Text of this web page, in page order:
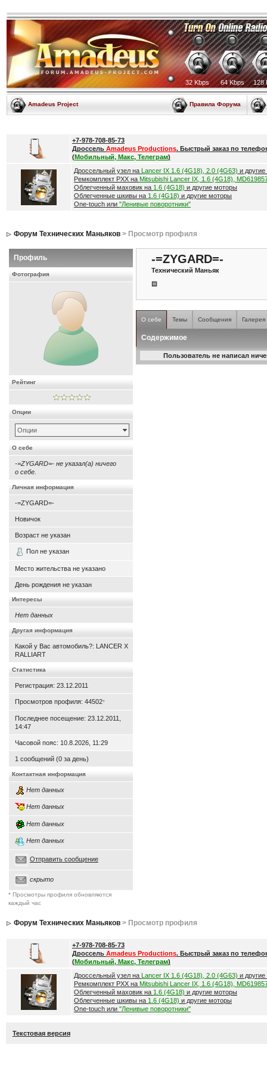
32 Kbps 64 Kbps 128
Amadeus Project Правила Форума
+7-978-708-85-73
Дроссель Amadeus Productions. Быстрый заказ по
(Мобильный, Макс, Телеграм)
Дроссельный узел на Lancer IX 1.6 (4G18), 2.0 (4G63) и
Ремкомплект РХХ на Mitsubishi Lancer IX, 1.6 (4G18),
Облегченный маховик на 1.6 (4G18) и другие моторы
Облегченные шкивы на 1.6 (4G18) и другие моторы
One-touch или "Ленивые поворотники"
Форум Технических Маньяков> Просмотр профиля
Профиль
Фотография
Рейтинг
Опции
Опции
О себе
-=ZYGARD=- не указал(а) ничего
о себе.
Личная информация
-=ZYGARD=-
Новичок
Возраст не указан
Пол не указан
Место жительства не указано
День рождения не указан
Интересы
Нет данных
Другая информация
Какой у Вас автомобиль?: LANCER X
RALLIART
Статистика
Регистрация: 23.12.2011
Просмотров профиля: 44502*
Последнее посещение: 23.12.2011,
14:47
Часовой пояс: 10.8.2026, 11:29
1 сообщений (0 за день)
Контактная информация
Нет данных
Нет данных
Нет данных
Нет данных
Отправить сообщение
скрыто
* Просмотры профиля обновляются
каждый час
-=ZYGARD=-
Технический Маньяк
О себе Темы Сообщения Галерея
Содержимое
Пользователь не написал
Форум Технических Маньяков> Просмотр профиля
+7-978-708-85-73
Дроссель Amadeus Productions. Быстрый заказ по
(Мобильный, Макс, Телеграм)
Дроссельный узел на Lancer IX 1.6 (4G18), 2.0 (4G63) и
Ремкомплект РХХ на Mitsubishi Lancer IX, 1.6 (4G18),
Облегченный маховик на 1.6 (4G18) и другие моторы
Облегченные шкивы на 1.6 (4G18) и другие моторы
One-touch или "Ленивые поворотники"
Текстовая версия